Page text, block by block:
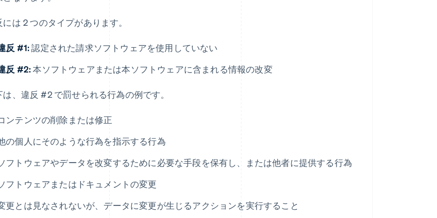
には 2 つのタイプがあります。
反 #1:認定された請求ソフトウェアを使用していない
反 #2:本ソフトウェアまたは本ソフトウェアに含まれる情報の改変
は、違反 #2 で罰せられる行為の例です。
ンテンツの削除または修正
の個人にそのような行為を指示する行為
フトウェアやデータを改変するために必要な手段を保有し、または他者に提供する行為
フトウェアまたはドキュメントの変更
更とは見なされないが、データに変更が生じるアクションを実行すること